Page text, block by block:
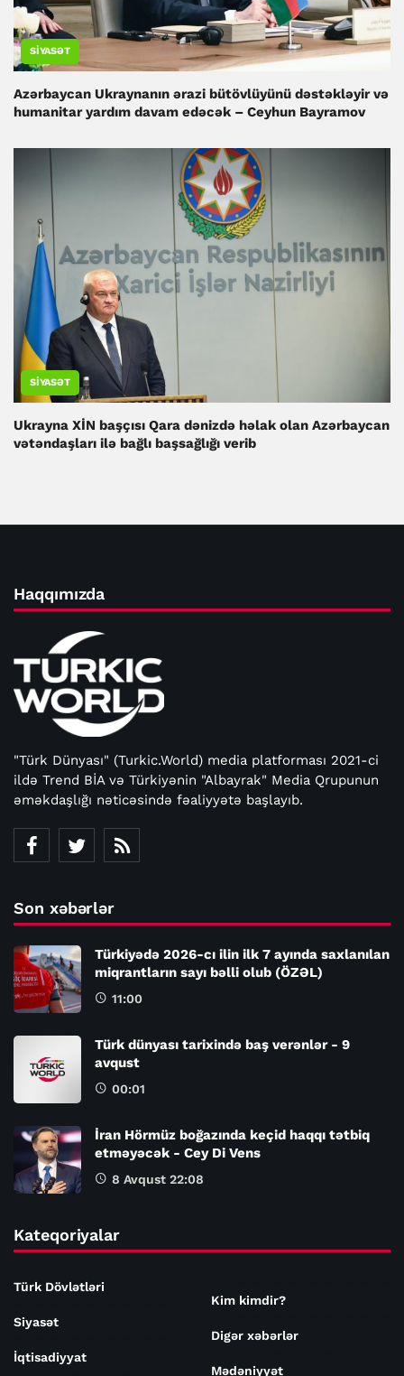
SIYASƏT
Azərbaycan Ukraynanın ərazi bütövlüyünü dəstəkləyir və
humanitar yardım davam edəcək – Ceyhun Bayramov
SIYASƏT
Ukrayna XİN başçısı Qara dənizdə həlak olan Azərbaycan
vətəndaşları ilə bağlı başsağlığı verib
Haqqımızda
"Türk Dünyası" (Turkic.World) media platforması 2021-ci
ildə Trend BİA və Türkiyənin "Albayrak" Media Qrupunun
əməkdaşlığı nəticəsində fəaliyyətə başlayıb.
Son xəbərlər
Türkiyədə 2026-cı ilin ilk 7 ayında saxlanılan
miqrantların sayı bəlli olub (ÖZƏL)
11:00
Türk dünyası tarixində baş verənlər - 9
avqust
00:01
İran Hörmüz boğazında keçid haqqı tətbiq
etməyəcək - Cey Di Vens
8 Avqust 22:08
Kateqoriyalar
Türk Dövlətləri
Siyasət
İqtisadiyyat
Kim kimdir?
Digər xəbərlər
Mədəniyyət